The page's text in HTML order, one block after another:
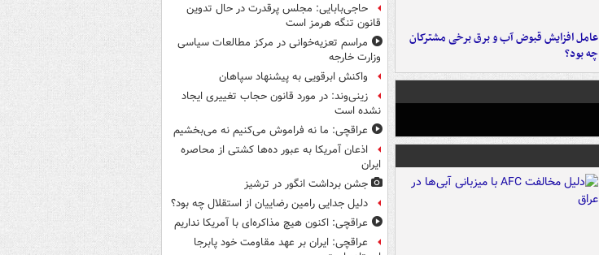
عامل افزایش قبوض آب و برق برخی مشترکان
چه بود؟
حاجی‌بابایی: مجلس پرقدرت در حال تدوین
قانون تنگه هرمز است
مراسم تعزیه‌خوانی در مرکز مطالعات سیاسی
وزارت خارجه
واکنش ابرقویی به پیشنهاد سپاهان
زینی‌وند: در مورد قانون حجاب تغییری ایجاد
نشده است
عراقچی: ما نه فراموش می‌کنیم نه می‌بخشیم
اذعان آمریکا به عبور ده‌ها کشتی از محاصره
ایران
جشن برداشت انگور در ترشیز
دلیل جدایی رامین رضاییان از استقلال چه بود؟
عراقچی: اکنون هیچ مذاکره‌ای با آمریکا نداریم
عراقچی: ایران بر عهد مقاومت خود پابرجا